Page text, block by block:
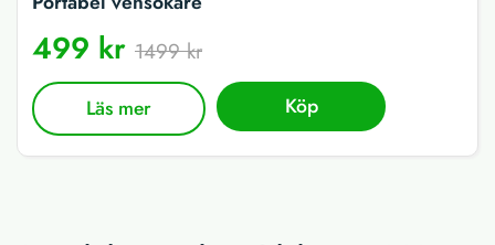
499 kr 1499 kr
Läs mer Köp